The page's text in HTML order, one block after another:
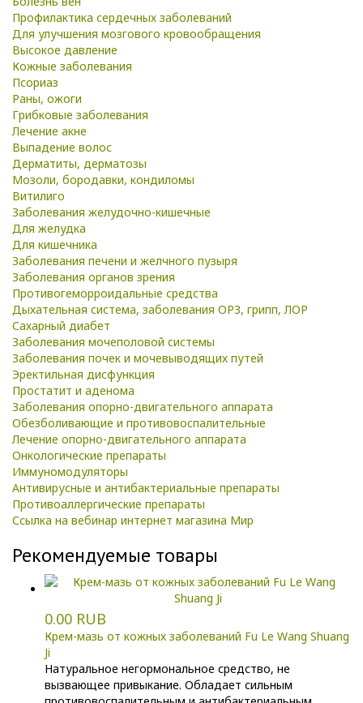
Профилактика сердечных заболеваний
Для улучшения мозгового кровообращения
Высокое давление
Кожные заболевания
Псориаз
Раны, ожоги
Грибковые заболевания
Лечение акне
Выпадение волос
Дерматиты, дерматозы
Мозоли, бородавки, кондиломы
Витилиго
Заболевания желудочно-кишечные
Для желудка
Для кишечника
Заболевания печени и желчного пузыря
Заболевания органов зрения
Противогеморроидальные средства
Дыхательная система, заболевания ОРЗ, грипп, ЛОР
Сахарный диабет
Заболевания мочеполовой системы
Заболевания почек и мочевыводящих путей
Эректильная дисфункция
Простатит и аденома
Заболевания опорно-двигательного аппарата
Обезболивающие и противовоспалительные
Лечение опорно-двигательного аппарата
Онкологические препараты
Иммуномодуляторы
Антивирусные и антибактериальные препараты
Противоаллергические препараты
Ссылка на вебинар интернет магазина Мир
Рекомендуемые товары
0.00 RUB
Крем-мазь от кожных заболеваний Fu Le Wang Shuang
Ji
Натуральное негормональное средство, не
вызвающее привыкание. Обладает сильным